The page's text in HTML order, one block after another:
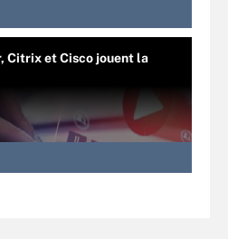
Citrix et Cisco jouent la